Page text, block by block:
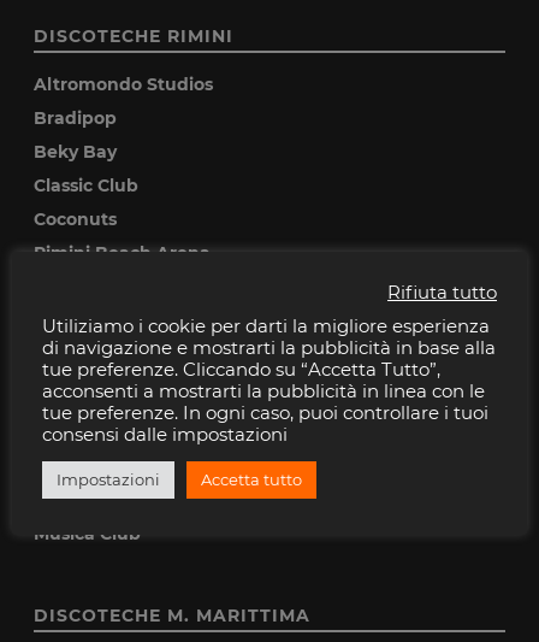
DISCOTECHE RIMINI
Altromondo Studios
Bradipop
Beky Bay
Classic Club
Coconuts
Rimini Beach Arena
DISCOTECHE RICCIONE
Baia Imperiale
Cocoricò
Pascia
Peter pan
Villa delle Rose
Musica Club
DISCOTECHE M. MARITTIMA
Rifiuta tutto
Utiliziamo i cookie per darti la migliore esperienza
di navigazione e mostrarti la pubblicità in base alla
tue preferenze. Cliccando su “Accetta Tutto”,
acconsenti a mostrarti la pubblicità in linea con le
tue preferenze. In ogni caso, puoi controllare i tuoi
consensi dalle impostazioni
Impostazioni Accetta tutto